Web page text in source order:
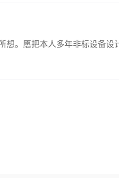
想。愿把本人多年非标设备